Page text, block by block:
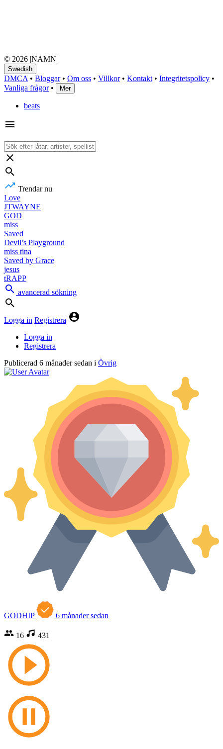
© 2026 |NAMN|
Swedish
DMCA • Bloggar• Om oss • Villkor• Kontakt • Integritetspolicy •
Vanliga frågor• Mer
beats
Trendar nu
Love
JTWAYNE
GOD
miss
Saved
Devil’s Playground
miss tina
Saved by Grace
jesus
tRAPP
avancerad sökning
Logga in Registrera
Logga in
Registrera
Publicerad 6 månader sedan i Övrig
GODHIP 6 månader sedan
16 431